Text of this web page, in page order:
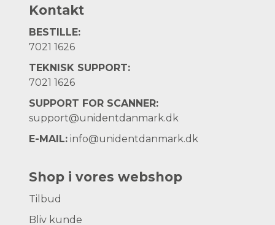
Kontakt
BESTILLE:
7021 1626
TEKNISK SUPPORT:
7021 1626
SUPPORT FOR SCANNER:
support@unidentdanmark.dk
E-MAIL: info@unidentdanmark.dk
Shop i vores webshop
Tilbud
Bliv kunde